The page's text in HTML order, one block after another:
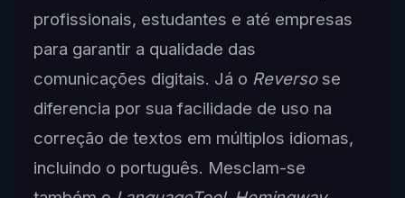
profissionais, estudantes e até empresas
para garantir a qualidade das
comunicações digitais. Já o Reversose
diferencia por sua facilidade de uso na
correção de textos em múltiplos idiomas,
incluindo o português. Mesclam-se